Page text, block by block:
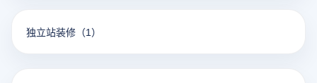
独立站装修 （1）